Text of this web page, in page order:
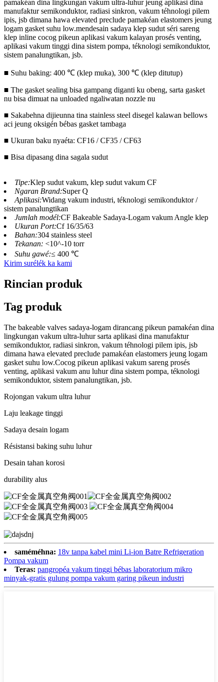
pamakéan dina lingkungan vakum ultra-luhur jeung aplikasi dina
manufaktur semikonduktor, radiasi sinkron, vakum téhnologi pilem
ipis, jsb dimana hawa elevated preclude pamakéan elastomers jeung
logam gasket suhu low.mendesain sadaya klep sudut séri sareng
klep inline cocog pikeun aplikasi vakum kalayan prosés venting,
aplikasi vakum tinggi dina sistem pompa, téknologi semikonduktor,
sistem panalungtikan, jsb.
■ Suhu baking: 400 ℃ (klep muka), 300 ℃ (klep ditutup)
■ The gasket sealing bisa gampang diganti ku obeng, sarta gasket
nu bisa dimuat na unloaded ngaliwatan nozzle nu
■ Sakabehna dijieunna tina stainless steel disegel kalawan bellows
aci jeung oksigén bébas gasket tambaga
■ Ukuran baku nyaéta: CF16 / CF35 / CF63
■ Bisa dipasang dina sagala sudut
Tipe:Klep sudut vakum, klep sudut vakum CF
Ngaran Brand:Super Q
Aplikasi:Widang vakum industri, téknologi semikonduktor /
sistem panalungtikan
Jumlah modél:CF Bakeable Sadaya-Logam vakum Angle klep
Ukuran Port:Cf 16/35/63
Bahan:304 stainless steel
Tekanan: <10^-10 torr
Suhu gawé:≤ 400 ℃
Kirim surélék ka kami
Rincian produk
Tag produk
The bakeable valves sadaya-logam dirancang pikeun pamakéan dina
lingkungan vakum ultra-luhur sarta aplikasi dina manufaktur
semikonduktor, radiasi sinkron, vakum téhnologi pilem ipis, jsb
dimana hawa elevated preclude pamakéan elastomers jeung logam
gasket suhu low.Cocog pikeun aplikasi vakum sareng prosés
venting, aplikasi vakum anu luhur dina sistem pompa, téknologi
semikonduktor, sistem panalungtikan, jsb.
Rojongan vakum ultra luhur
Laju leakage tinggi
Sadaya desain logam
Résistansi baking suhu luhur
Desain tahan korosi
durability alus
saméméhna: 18v tanpa kabel mini Li-ion Batre Refrigeration
Pompa vakum
Teras: pangropéa vakum tinggi bébas laboratorium mikro
minyak-gratis gulung pompa vakum garing pikeun industri